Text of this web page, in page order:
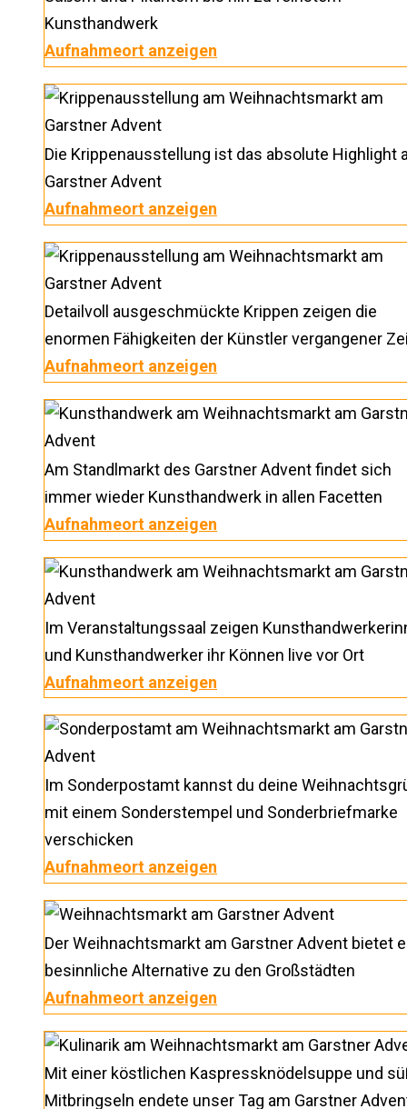
Kunsthandwerk
Aufnahmeort anzeigen
Die Krippenausstellung ist das absolute Highlight
Garstner Advent
Aufnahmeort anzeigen
Detailvoll ausgeschmückte Krippen zeigen die
enormen Fähigkeiten der Künstler vergangener
Aufnahmeort anzeigen
Am Standlmarkt des Garstner Advent findet sich
immer wieder Kunsthandwerk in allen Facetten
Aufnahmeort anzeigen
Im Veranstaltungssaal zeigen
und Kunsthandwerker ihr Können live vor Ort
Aufnahmeort anzeigen
Im Sonderpostamt kannst du deine
mit einem Sonderstempel und Sonderbriefmarke
verschicken
Aufnahmeort anzeigen
Der Weihnachtsmarkt am Garstner Advent bietet
besinnliche Alternative zu den Großstädten
Aufnahmeort anzeigen
Mit einer köstlichen Kaspressknödelsuppe und
Mitbringseln endete unser Tag am Garstner